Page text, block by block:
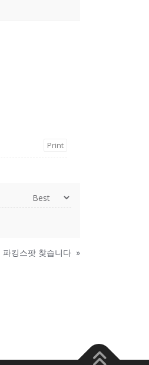
Print
파킹스팟 찾습니다 »